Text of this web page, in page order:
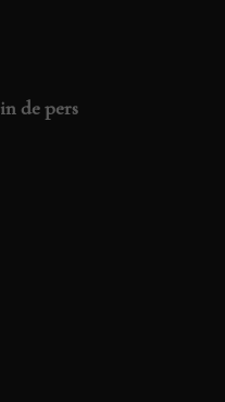
in de pers